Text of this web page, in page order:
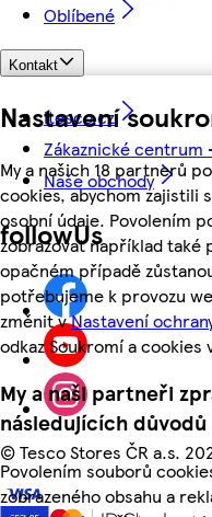
Nastavení
My a našich 18 partnerů
cookies, abychom zajistili
osobní údaje. Povolením
zobrazovat například také
opačném případě
potřebujeme k provozu
změnit vNastavení
odkaz Soukromí a
My a naši partneři
následujících důvodů
Povolením souborů
zobrazeného obsahu a
Oblíbené
Kontakt
itesco.cz
Zákaznické centrum
Naše obchody
followUs
©Tesco Stores ČR a.s.